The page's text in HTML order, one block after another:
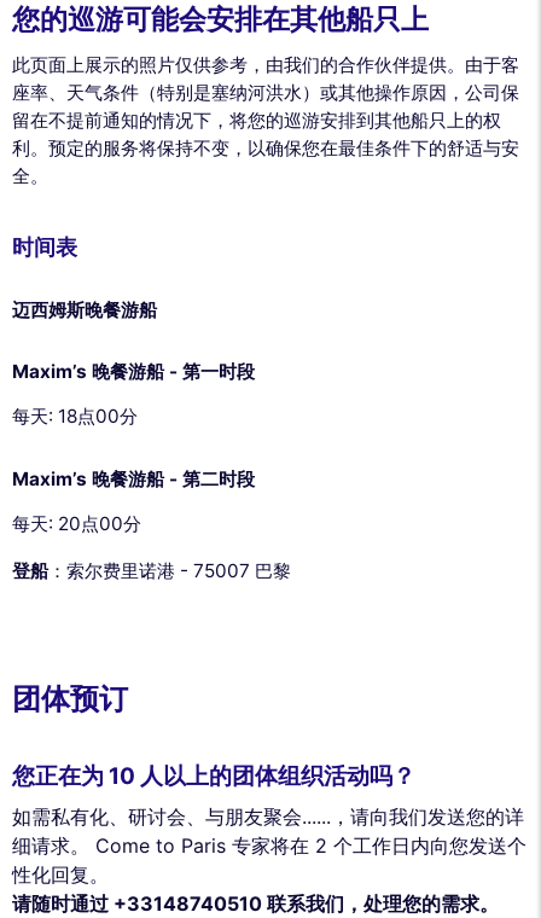
您的巡游可能会安排在其他船只上
此页面上展示的照片仅供参考，由我们的合作伙伴提供。由于客
座率、天气条件（特别是塞纳河洪水）或其他操作原因，公司保
留在不提前通知的情况下，将您的巡游安排到其他船只上的权
利。预定的服务将保持不变，以确保您在最佳条件下的舒适与安
全。
时间表
迈西姆斯晚餐游船
Maxim’s 晚餐游船 - 第一时段
每天: 18点00分
Maxim’s 晚餐游船 - 第二时段
每天: 20点00分
登船：索尔费里诺港 - 75007 巴黎
团体预订
您正在为 10 人以上的团体组织活动吗？
如需私有化、研讨会、与朋友聚会......，请向我们发送您的详
细请求。 Come to Paris 专家将在 2 个工作日内向您发送个
性化回复。
请随时通过 +33148740510 联系我们，处理您的需求。